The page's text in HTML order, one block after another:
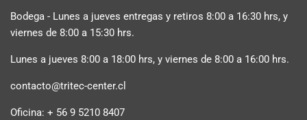
Bodega - Lunes a jueves entregas y retiros 8:00 a 16:30 hrs, y
viernes de 8:00 a 15:30 hrs.
Lunes a jueves 8:00 a 18:00 hrs, y viernes de 8:00 a 16:00 hrs.
contacto@tritec-center.cl
Oficina: + 56 9 5210 8407